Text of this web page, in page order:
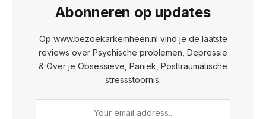
Abonneren op updates
Op www.bezoekarkemheen.nl vind je de laatste
reviews over Psychische problemen, Depressie
& Over je Obsessieve, Paniek, Posttraumatische
stressstoornis.